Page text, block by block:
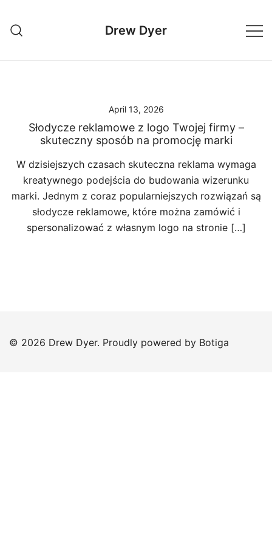
content
Drew Dyer
April 13, 2026
Słodycze reklamowe z logo Twojej firmy –
skuteczny sposób na promocję marki
W dzisiejszych czasach skuteczna reklama wymaga
kreatywnego podejścia do budowania wizerunku
marki. Jednym z coraz popularniejszych rozwiązań są
słodycze reklamowe, które można zamówić i
spersonalizować z własnym logo na stronie […]
© 2026 Drew Dyer. Proudly powered by Botiga